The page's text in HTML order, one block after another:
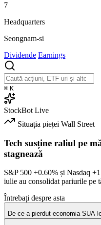
7
Headquarters
Seongnam-si
Dividende Earnings
⌘ K
StockBot Live
Situația pieței Wall Street
Tech susține raliul pe
stagnează
S&P 500 +0.60% și Nasdaq
iulie au consolidat pariurile pe
Întrebați despre asta
De ce a pierdut economia SUA